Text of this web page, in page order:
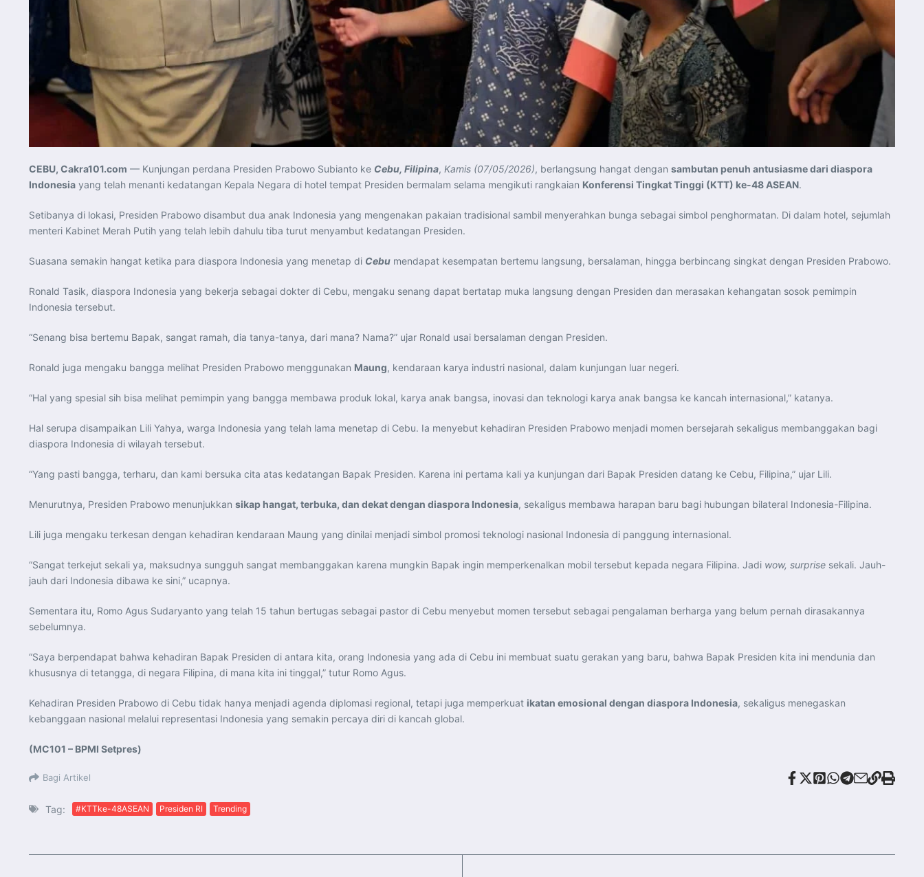
CEBU, Cakra101.com — Kunjungan perdana Presiden Prabowo Subianto ke Cebu, Filipina, Kamis (07/05/2026), berlangsung hangat dengan sambutan penuh antusiasme dari diaspora
Indonesia yang telah menanti kedatangan Kepala Negara di hotel tempat Presiden bermalam selama mengikuti rangkaian Konferensi Tingkat Tinggi (KTT) ke-48 ASEAN.
Setibanya di lokasi, Presiden Prabowo disambut dua anak Indonesia yang mengenakan pakaian tradisional sambil menyerahkan bunga sebagai simbol penghormatan. Di dalam hotel, sejumlah
menteri Kabinet Merah Putih yang telah lebih dahulu tiba turut menyambut kedatangan Presiden.
Suasana semakin hangat ketika para diaspora Indonesia yang menetap di Cebu mendapat kesempatan bertemu langsung, bersalaman, hingga berbincang singkat dengan Presiden Prabowo.
Ronald Tasik, diaspora Indonesia yang bekerja sebagai dokter di Cebu, mengaku senang dapat bertatap muka langsung dengan Presiden dan merasakan kehangatan sosok pemimpin
Indonesia tersebut.
“Senang bisa bertemu Bapak, sangat ramah, dia tanya-tanya, dari mana? Nama?” ujar Ronald usai bersalaman dengan Presiden.
Ronald juga mengaku bangga melihat Presiden Prabowo menggunakan Maung, kendaraan karya industri nasional, dalam kunjungan luar negeri.
“Hal yang spesial sih bisa melihat pemimpin yang bangga membawa produk lokal, karya anak bangsa, inovasi dan teknologi karya anak bangsa ke kancah internasional,” katanya.
Hal serupa disampaikan Lili Yahya, warga Indonesia yang telah lama menetap di Cebu. Ia menyebut kehadiran Presiden Prabowo menjadi momen bersejarah sekaligus membanggakan bagi
diaspora Indonesia di wilayah tersebut.
“Yang pasti bangga, terharu, dan kami bersuka cita atas kedatangan Bapak Presiden. Karena ini pertama kali ya kunjungan dari Bapak Presiden datang ke Cebu, Filipina,” ujar Lili.
Menurutnya, Presiden Prabowo menunjukkan sikap hangat, terbuka, dan dekat dengan diaspora Indonesia, sekaligus membawa harapan baru bagi hubungan bilateral Indonesia-Filipina.
Lili juga mengaku terkesan dengan kehadiran kendaraan Maung yang dinilai menjadi simbol promosi teknologi nasional Indonesia di panggung internasional.
“Sangat terkejut sekali ya, maksudnya sungguh sangat membanggakan karena mungkin Bapak ingin memperkenalkan mobil tersebut kepada negara Filipina. Jadi wow, surprise sekali. Jauh-
jauh dari Indonesia dibawa ke sini,” ucapnya.
Sementara itu, Romo Agus Sudaryanto yang telah 15 tahun bertugas sebagai pastor di Cebu menyebut momen tersebut sebagai pengalaman berharga yang belum pernah dirasakannya
sebelumnya.
“Saya berpendapat bahwa kehadiran Bapak Presiden di antara kita, orang Indonesia yang ada di Cebu ini membuat suatu gerakan yang baru, bahwa Bapak Presiden kita ini mendunia dan
khususnya di tetangga, di negara Filipina, di mana kita ini tinggal,” tutur Romo Agus.
Kehadiran Presiden Prabowo di Cebu tidak hanya menjadi agenda diplomasi regional, tetapi juga memperkuat ikatan emosional dengan diaspora Indonesia, sekaligus menegaskan
kebanggaan nasional melalui representasi Indonesia yang semakin percaya diri di kancah global.
(MC101 – BPMI Setpres)
Bagi Artikel
Tag: #KTTke-48ASEAN Presiden RI Trending